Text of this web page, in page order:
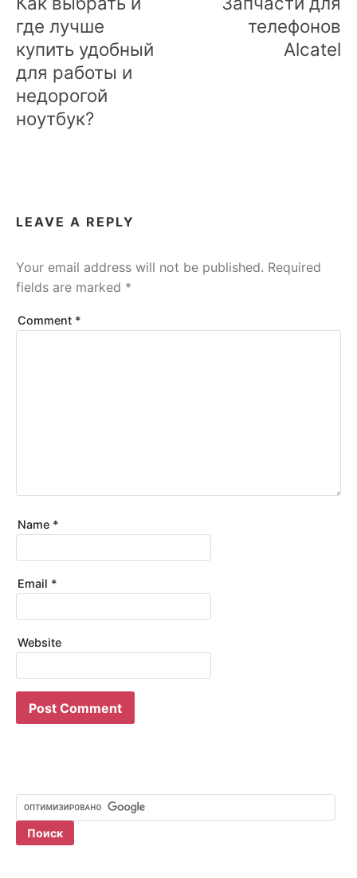
где лучше
купить удобный
для работы и
недорогой
ноутбук?
телефонов
Alcatel
LEAVE A REPLY
Your email address will not be published. Required
fields are marked *
Comment *
Name *
Email *
Website